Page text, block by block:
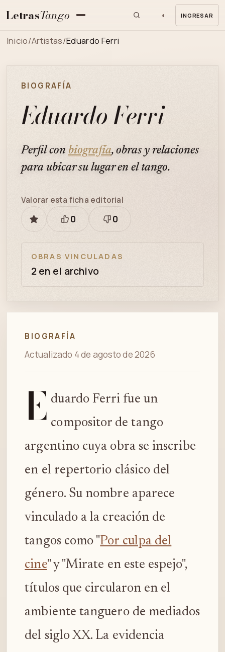
LetrasTango ◐ INGRESAR
Inicio/Artistas/Eduardo Ferri
BIOGRAFÍA
Eduardo Ferri
Perfil con biografía, obras y relaciones
para ubicar su lugar en el tango.
GUARDAR
Valorar esta ficha editorial
Está
0
Necesita
0
OBRAS VINCULADAS
2 en el archivo
BIOGRAFÍA
Actualizado 4 de agosto de 2026
E duardo Ferri fue un
compositor de tango
argentino cuya obra se inscribe
en el repertorio clásico del
género. Su nombre aparece
vinculado a la creación de
tangos como "Por culpa del
cine" y "Mirate en este espejo",
títulos que circularon en el
ambiente tanguero de mediados
del siglo XX. La evidencia